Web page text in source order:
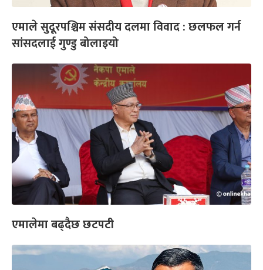
एमाले सुदूरपश्चिम संसदीय दलमा विवाद : छलफल गर्न
सांसदलाई गुण्डु बोलाइयो
एमालेमा बढ्दैछ छटपटी